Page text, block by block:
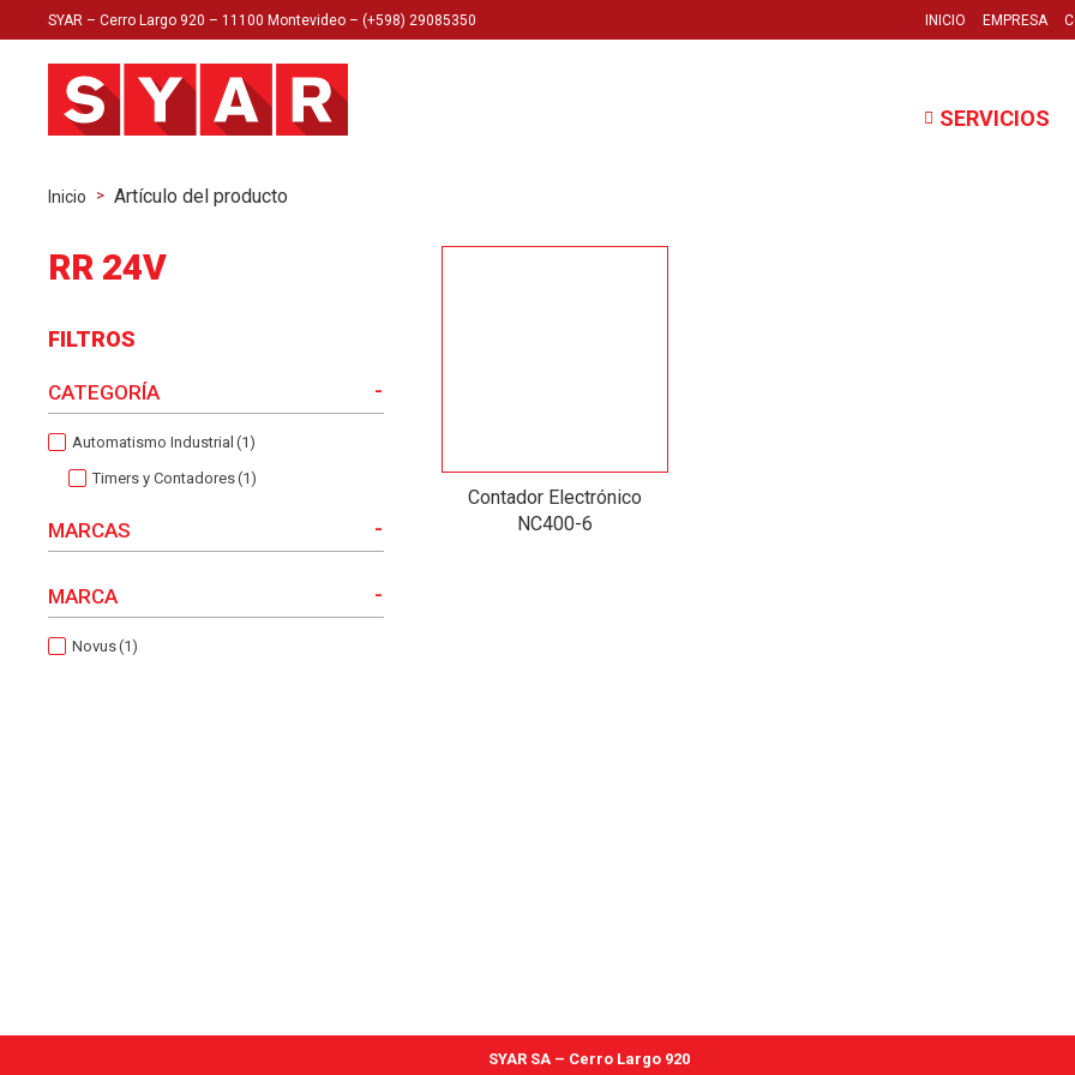
SYAR – Cerro Largo 920 – 11100 Montevideo – (+598) 29085350 INICIO EMPRESA
SERVICIOS
Inicio > Artículo del producto
RR 24V
FILTROS
CATEGORÍA -
Automatismo Industrial (1)
Timers y Contadores(1)
MARCAS -
MARCA -
Novus(1)
Contador Electrónico
NC400-6
SYAR SA – Cerro Largo 920